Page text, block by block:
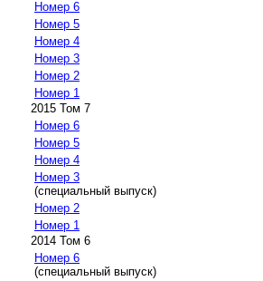
Номер 6
Номер 5
Номер 4
Номер 3
Номер 2
Номер 1
2015 Том 7
Номер 6
Номер 5
Номер 4
Номер 3
(специальный выпуск)
Номер 2
Номер 1
2014 Том 6
Номер 6
(специальный выпуск)